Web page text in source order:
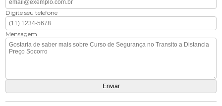
Digite seu telefone
Mensagem